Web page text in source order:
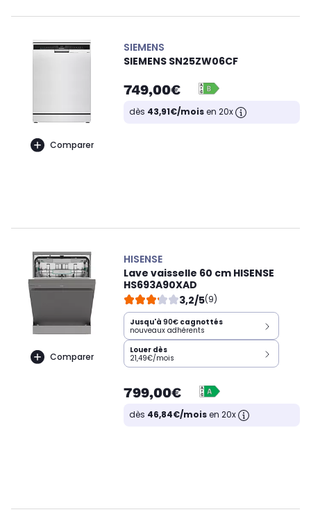
Comparer
SIEMENS
SIEMENS SN25ZW06CF
749,00€
dès 43,91€/moisen 20x
Comparer
HISENSE
Lave vaisselle 60 cm HISENSE
HS693A90XAD
3,2/5(9)
Jusqu'à 90€ cagnottés
nouveaux adhérents
Louer dès
21,49€/mois
799,00€
dès 46,84€/moisen 20x